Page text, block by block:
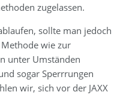
zugelassen.
sollte man jedoch
wie zur
unter Umständen
sogar Sperrrungen
wir, sich vor der JAXX